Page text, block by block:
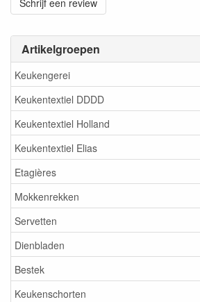
Artikelgroepen
Keukengerei
Keukentextiel DDDD
Keukentextiel Holland
Keukentextiel Elias
Etagières
Mokkenrekken
Servetten
Dienbladen
Bestek
Keukenschorten
Schrijf een review